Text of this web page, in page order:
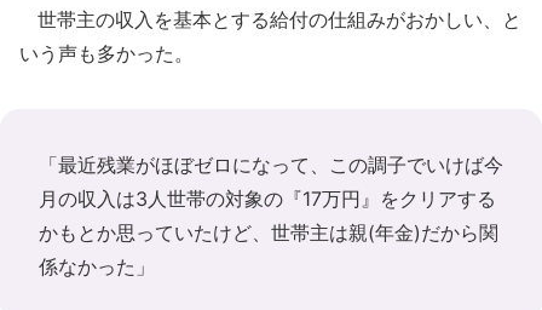
世帯主の収入を基本とする給付の仕組みがおかしい、と
いう声も多かった。
「最近残業がほぼゼロになって、この調子でいけば今
月の収入は3人世帯の対象の『17万円』をクリアする
かもとか思っていたけど、世帯主は親(年金)だから関
係なかった」